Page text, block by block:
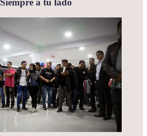
Siempre a tu lado